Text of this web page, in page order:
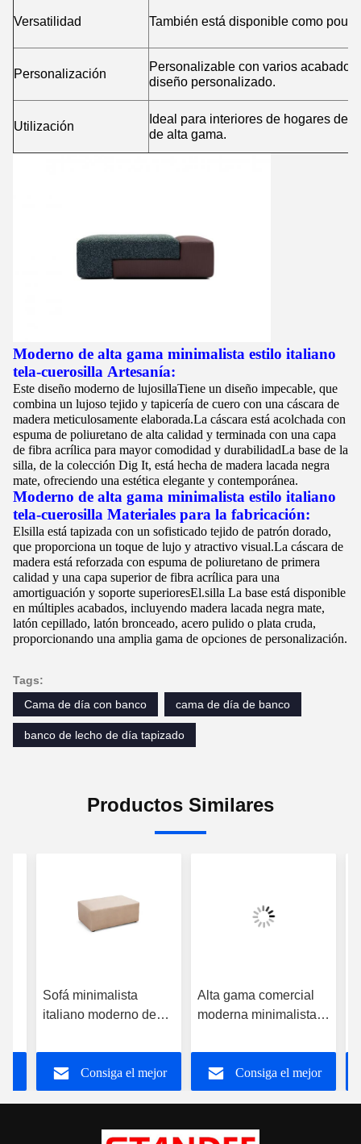
Versatilidad También está disponible como pouf
Personalización
Personalizable con varios
diseño personalizado.
Utilización
Ideal para interiores de hogares de
de alta gama.
Moderno de alta gama minimalista estilo italiano
tela-cuerosilla Artesanía:
Este diseño moderno de lujosillaTiene un diseño impecable, que
combina un lujoso tejido y tapicería de cuero con una cáscara de
madera meticulosamente elaborada.La cáscara está acolchada con
espuma de poliuretano de alta calidad y terminada con una capa
de fibra acrílica para mayor comodidad y durabilidadLa base de la
silla, de la colección Dig It, está hecha de madera lacada negra
mate, ofreciendo una estética elegante y contemporánea.
Moderno de alta gama minimalista estilo italiano
tela-cuerosilla Materiales para la fabricación:
Elsilla está tapizada con un sofisticado tejido de patrón dorado,
que proporciona un toque de lujo y atractivo visual.La cáscara de
madera está reforzada con espuma de poliuretano de primera
calidad y una capa superior de fibra acrílica para una
amortiguación y soporte superioresEl.silla La base está disponible
en múltiples acabados, incluyendo madera lacada negra mate,
latón cepillado, latón bronceado, acero pulido o plata cruda,
proporcionando una amplia gama de opciones de personalización.
Tags:
Cama de día con banco
cama de día de banco
banco de lecho de día tapizado
Productos Similares
Sofá minimalista
italiano moderno de
Consiga el mejor
Alta gama comercial
moderna minimalista
cama de día
Consiga el mejor